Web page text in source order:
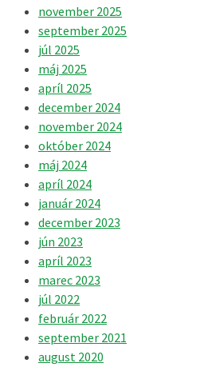
november 2025
september 2025
júl 2025
máj 2025
apríl 2025
december 2024
november 2024
október 2024
máj 2024
apríl 2024
január 2024
december 2023
jún 2023
apríl 2023
marec 2023
júl 2022
február 2022
september 2021
august 2020